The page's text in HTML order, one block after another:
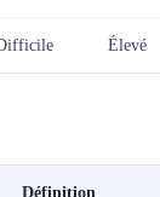
Élevé
Définition